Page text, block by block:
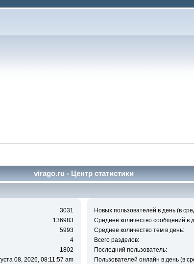
virago.ru - Центр статистики
3031
136983
5993
4
1802
08, 2026, 08:11:57 am
Новых пользователей в день (в
Среднее количество сообщений в
Среднее количество тем в день:
Всего разделов:
Последний пользователь:
Пользователей онлайн в день (в